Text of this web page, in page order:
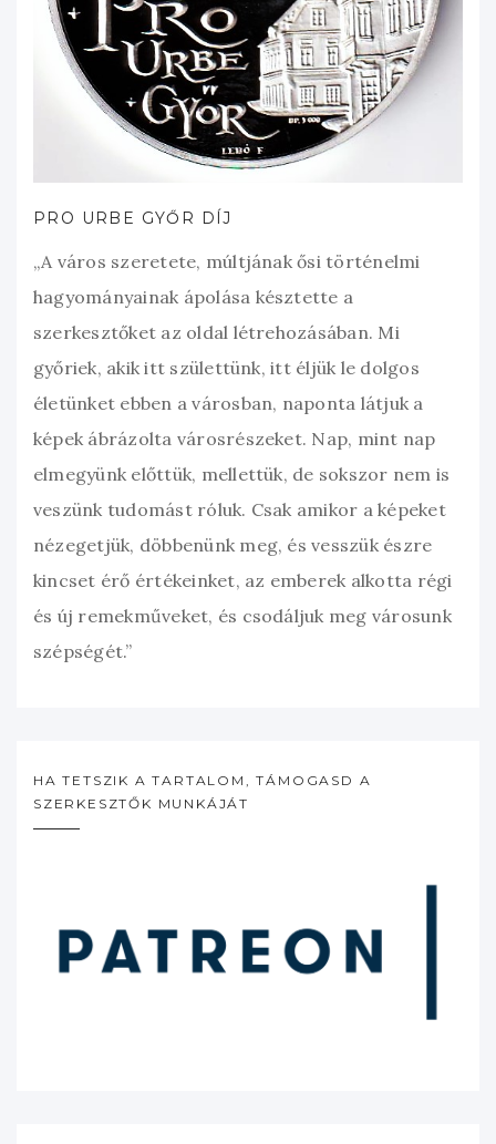
PRO URBE GYŐR DÍJ
„A város szeretete, múltjának ősi történelmi
hagyományainak ápolása késztette a
szerkesztőket az oldal létrehozásában. Mi
győriek, akik itt születtünk, itt éljük le dolgos
életünket ebben a városban, naponta látjuk a
képek ábrázolta városrészeket. Nap, mint nap
elmegyünk előttük, mellettük, de sokszor nem is
veszünk tudomást róluk. Csak amikor a képeket
nézegetjük, döbbenünk meg, és vesszük észre
kincset érő értékeinket, az emberek alkotta régi
és új remekműveket, és csodáljuk meg városunk
szépségét.”
HA TETSZIK A TARTALOM, TÁMOGASD A
SZERKESZTŐK MUNKÁJÁT